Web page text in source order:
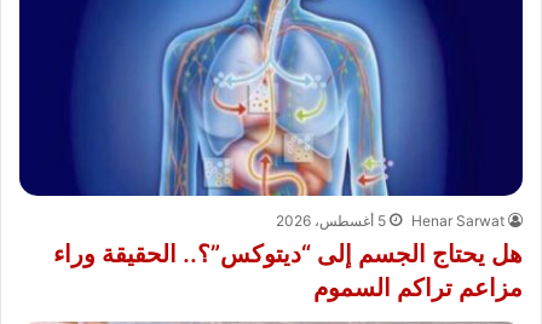
Henar Sarwat 5 أغسطس، 2026
هل يحتاج الجسم إلى “ديتوكس”؟.. الحقيقة وراء
مزاعم تراكم السموم